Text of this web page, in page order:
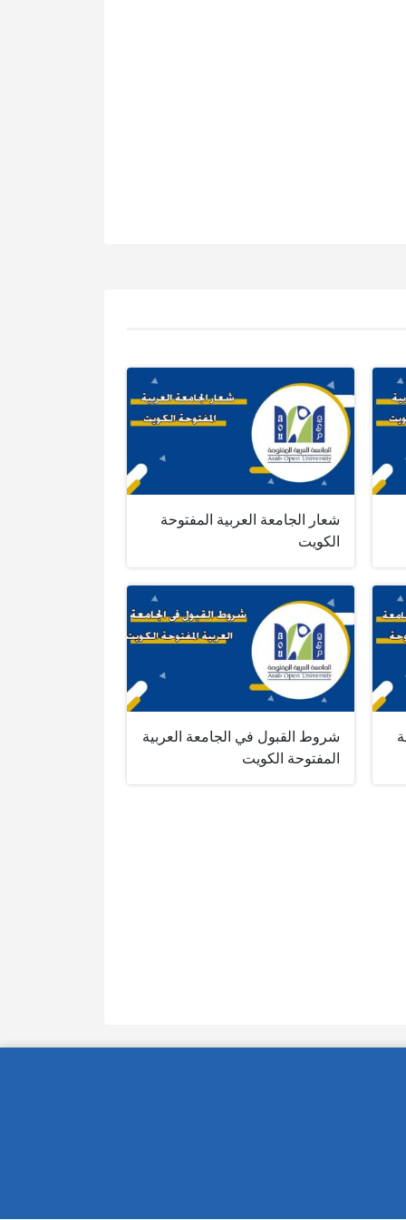
شعار الجامعة العربية المفتوحة
الكويت
شروط القبول في الجامعة العربية
المفتوحة الكويت